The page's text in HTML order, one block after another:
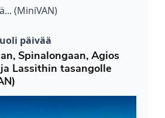
(MiniVAN)
päivää
Spinalongaan, Agios
Lassithin tasangolle